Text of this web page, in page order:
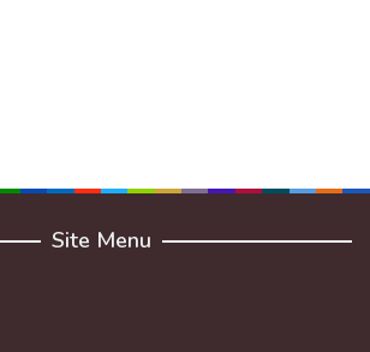
Site Menu